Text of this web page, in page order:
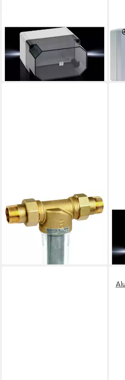
Montagedose Polycarbonat-
Gehäuse 9516.100, (Deckel
Transparent)
82,94 €
lieferbar - in 2-3 Werktagen bei dir
RESIDEO
Wasserfilter RESIDEO
Feinfilter MiniPlus-FF FF06
Messing AA, 1/2 "